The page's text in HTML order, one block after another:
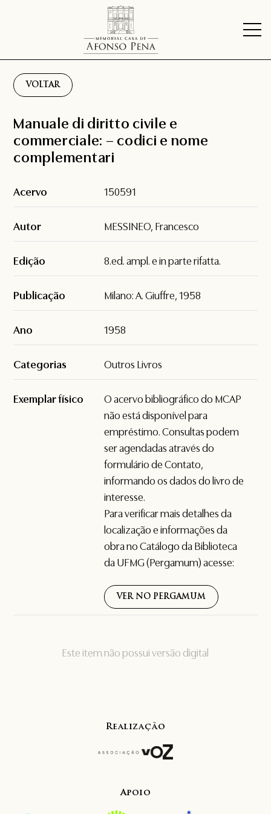
VOLTAR
Este item não possui versão digital
Manuale di diritto civile e
commerciale: – codici e nome
complementari
Acervo 150591
Autor MESSINEO, Francesco
Edição 8.ed. ampl. e in parte rifatta.
Publicação Milano: A. Giuffre, 1958
Ano 1958
Categorias Outros Livros
Exemplar físico
O acervo bibliográfico do MCAP
não está disponível para
empréstimo. Consultas podem
ser agendadas através do
formulário deContato,
informando os dados do livro de
interesse.
Para verificar mais detalhes da
localização e informações da
obra no Catálogo da Biblioteca
da UFMG (Pergamum) acesse:
VER NO PERGAMUM
Realização
Apoio